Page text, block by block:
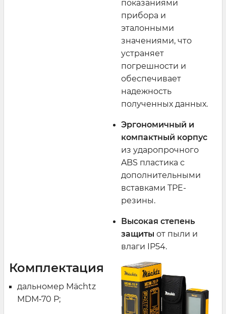
показаниями
прибора и
эталонными
значениями, что
устраняет
погрешности и
обеспечивает
надежность
полученных данных.
Эргономичный и
компактный корпус
из ударопрочного
ABS пластика с
дополнительными
вставками TPE-
резины.
Высокая степень
защиты от пыли и
влаги IP54.
Комплектация
дальномер Mächtz
MDM‑70 P;